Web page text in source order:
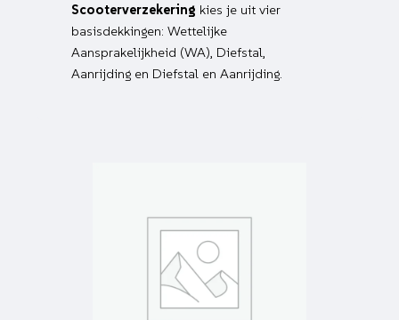
Scooterverzekering kies je uit vier
basisdekkingen: Wettelijke
Aansprakelijkheid (WA), Diefstal,
Aanrijding en Diefstal en Aanrijding.